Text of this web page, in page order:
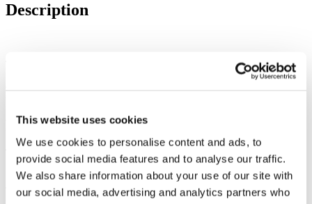
This website uses cookies
We use cookies to personalise content and ads, to
provide social media features and to analyse our traffic.
We also share information about your use of our site with
our social media, advertising and analytics partners who
Description
Partager
Total des billets:100EUR